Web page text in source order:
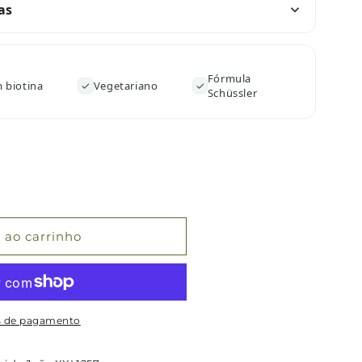
biotina ✓ Vegetariano ✓ Fórmula
Schüssler
ao carrinho
de pagamento